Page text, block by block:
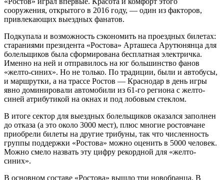
сооружения, открытого в 2016 году, — один из факторов,
привлекающих выездных фанатов.
Подкупала и возможность сэкономить на проездных билетах:
стараниями президента «Ростова» Арташеса Арутюнянца для
болельщиков была сформирована бесплатная электричка.
Именно на ней и отправилось на юг большинство фанов
«желто-синих». Но не только. По традиции, были и автобусы,
и маршрутки, а на трассе Ростов — Краснодар в день игры
явно доминировали автомобили из 61-го региона с желто-
синей атрибутикой на окнах и под лобовым стеклом.
В итоге сектор для выездных болельщиков оказался заполнен
до отказа (а это около 3000 мест), плюс многие ростовчане
приобрели билеты на другие трибуны, так что численность
группы поддержки «Ростова» можно оценить в 5000 человек.
Можно смело назвать эту цифру рекордной для «желто-
синих».
В основном составе «Ростова» вышло три новобранца. В